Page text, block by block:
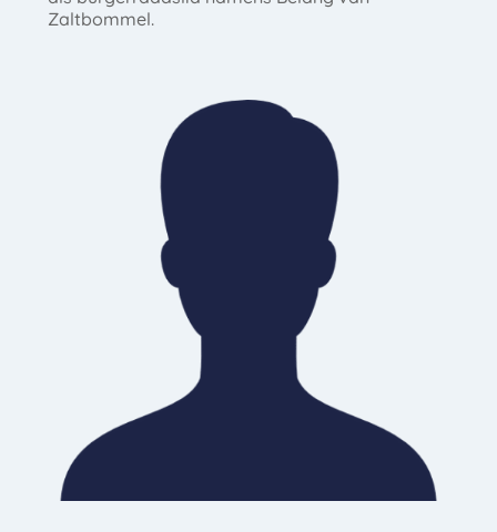
Zaltbommel.